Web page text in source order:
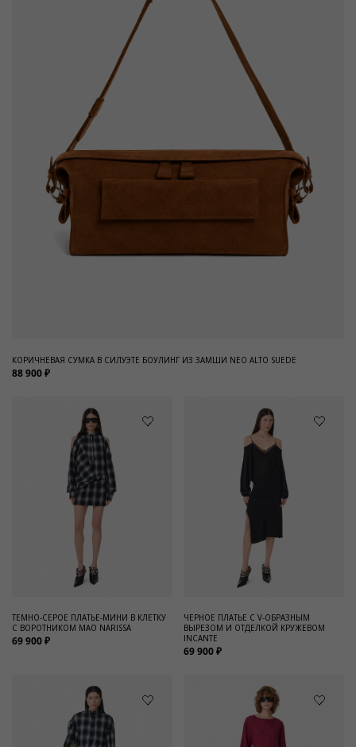
КОРИЧНЕВАЯ СУМКА В СИЛУЭТЕ БОУЛИНГ ИЗ ЗАМШИ NEO ALTO SUEDE
88 900 ₽
ТЕМНО-СЕРОЕ ПЛАТЬЕ-МИНИ В КЛЕТКУ
С ВОРОТНИКОМ МАО NARISSA
69 900 ₽
ЧЕРНОЕ ПЛАТЬЕ С V-ОБРАЗНЫМ
ВЫРЕЗОМ И ОТДЕЛКОЙ КРУЖЕВОМ
INCANTE
69 900 ₽